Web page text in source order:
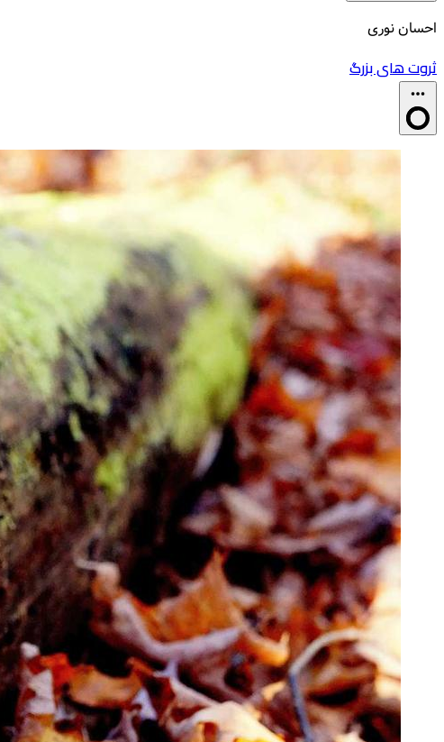
احسان نوری
منتشر
شده
در
ثروت‌ های بزرگ